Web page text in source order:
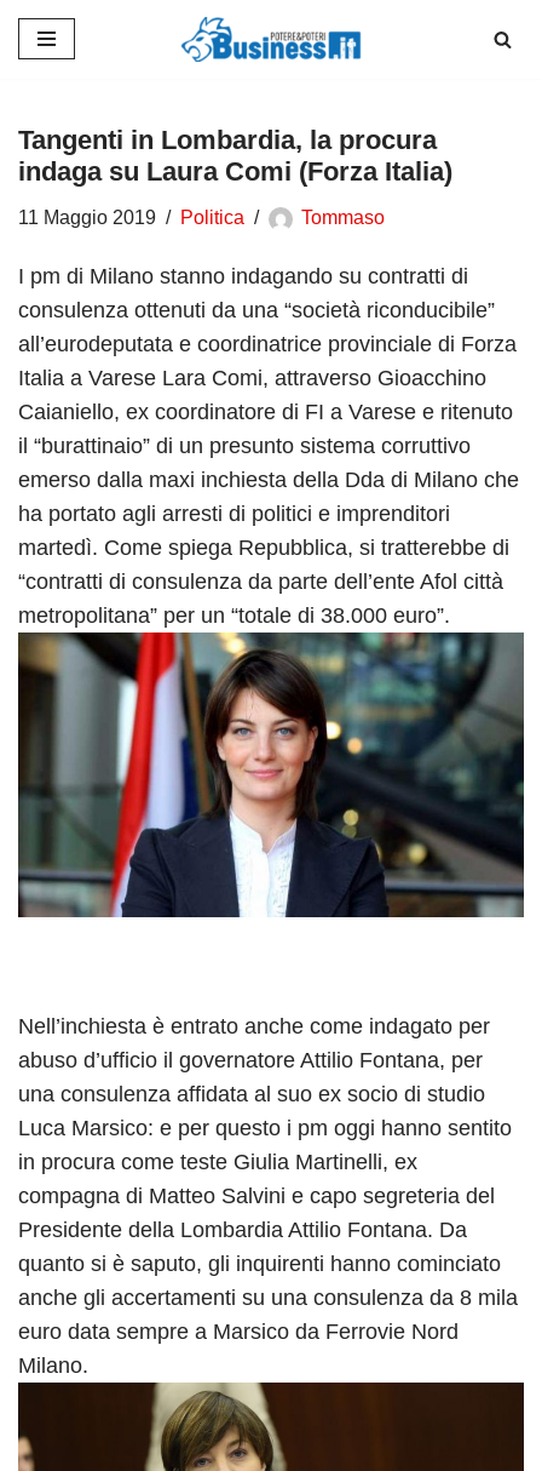
contenuto
Tangenti in Lombardia, la procura
indaga su Laura Comi (Forza Italia)
11 Maggio 2019 Politica Tommaso
I pm di Milano stanno indagando su contratti di
consulenza ottenuti da una “società riconducibile”
all’eurodeputata e coordinatrice provinciale di Forza
Italia a Varese Lara Comi, attraverso Gioacchino
Caianiello, ex coordinatore di FI a Varese e ritenuto
il “burattinaio” di un presunto sistema corruttivo
emerso dalla maxi inchiesta della Dda di Milano che
ha portato agli arresti di politici e imprenditori
martedì. Come spiega Repubblica, si tratterebbe di
“contratti di consulenza da parte dell’ente Afol città
metropolitana” per un “totale di 38.000 euro”.
Nell’inchiesta è entrato anche come indagato per
abuso d’ufficio il governatore Attilio Fontana, per
una consulenza affidata al suo ex socio di studio
Luca Marsico: e per questo i pm oggi hanno sentito
in procura come teste Giulia Martinelli, ex
compagna di Matteo Salvini e capo segreteria del
Presidente della Lombardia Attilio Fontana. Da
quanto si è saputo, gli inquirenti hanno cominciato
anche gli accertamenti su una consulenza da 8 mila
euro data sempre a Marsico da Ferrovie Nord
Milano.